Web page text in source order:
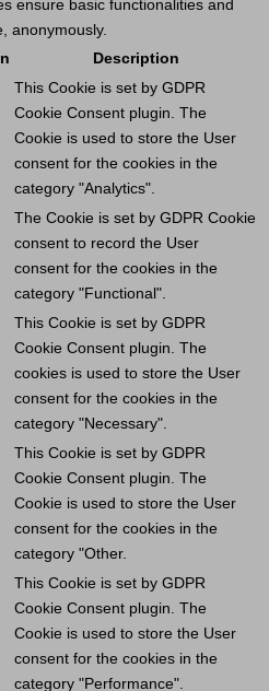
ensure basic functionalities and
anonymously.
Description
This Cookie is set by GDPR
Cookie Consent plugin. The
Cookie is used to store the User
consent for the cookies in the
category "Analytics".
The Cookie is set by GDPR Cookie
consent to record the User
consent for the cookies in the
category "Functional".
This Cookie is set by GDPR
Cookie Consent plugin. The
cookies is used to store the User
consent for the cookies in the
category "Necessary".
This Cookie is set by GDPR
Cookie Consent plugin. The
Cookie is used to store the User
consent for the cookies in the
category "Other.
This Cookie is set by GDPR
Cookie Consent plugin. The
Cookie is used to store the User
consent for the cookies in the
category "Performance".